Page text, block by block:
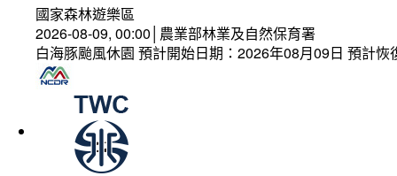
國家森林遊樂區
2026-08-09, 00:00│農業部林業及自然保育署
白海豚颱風休園 預計開始日期：2026年08月09日 預計